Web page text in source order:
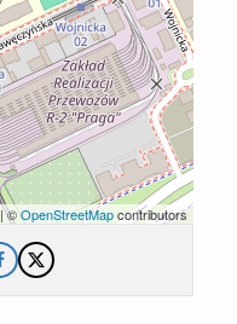
| ©OpenStreetMapcontributors